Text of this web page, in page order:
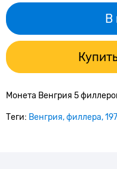
В
Монета Венгрия 5
Теги: Венгрия филлера